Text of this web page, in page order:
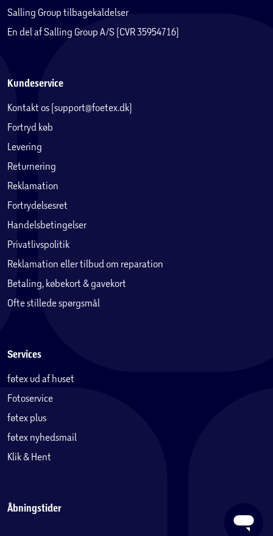
Salling Group tilbagekaldelser
En del af Salling Group A/S (CVR 35954716)
Kundeservice
Kontakt os (support@foetex.dk)
Fortryd køb
Levering
Returnering
Reklamation
Fortrydelsesret
Handelsbetingelser
Privatlivspolitik
Reklamation eller tilbud om reparation
Betaling, købekort & gavekort
Ofte stillede spørgsmål
Services
føtex ud af huset
Fotoservice
føtex plus
føtex nyhedsmail
Klik & Hent
Åbningstider